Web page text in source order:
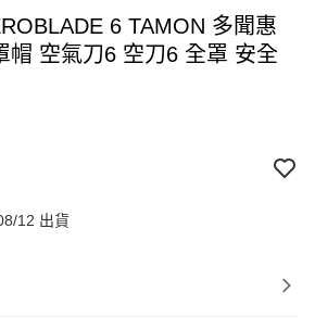
6 TAMON 多聞惠
帽 空氣刀6 空刀6 全罩 安全
12 出貨